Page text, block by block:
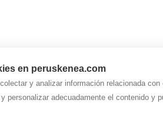
en peruskenea.com
y analizar información relacionada
personalizar adecuadamente el contenido y